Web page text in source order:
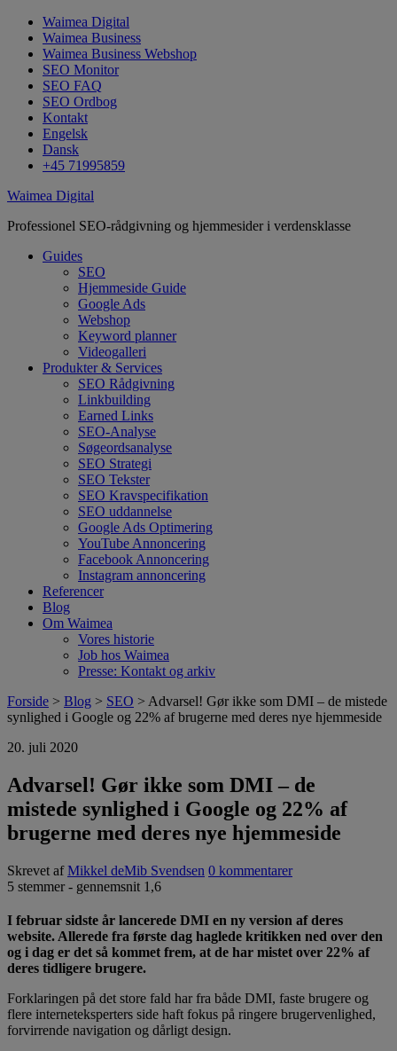
Waimea Digital
Waimea Business
Waimea Business Webshop
SEO Monitor
SEO FAQ
SEO Ordbog
Kontakt
Engelsk
Dansk
+45 71995859
Waimea Digital
Professionel SEO-rådgivning og hjemmesider i verdensklasse
Guides
SEO
Hjemmeside Guide
Google Ads
Webshop
Keyword planner
Videogalleri
Produkter & Services
SEO Rådgivning
Linkbuilding
Earned Links
SEO-Analyse
Søgeordsanalyse
SEO Strategi
SEO Tekster
SEO Kravspecifikation
SEO uddannelse
Google Ads Optimering
YouTube Annoncering
Facebook Annoncering
Instagram annoncering
Referencer
Blog
Om Waimea
Vores historie
Job hos Waimea
Presse: Kontakt og arkiv
Forside > Blog > SEO > Advarsel! Gør ikke som DMI – de mistede
synlighed i Google og 22% af brugerne med deres nye hjemmeside
20. juli 2020
Advarsel! Gør ikke som DMI – de
mistede synlighed i Google og 22% af
brugerne med deres nye hjemmeside
Skrevet afMikkel deMib Svendsen 0 kommentarer
5 stemmer - gennemsnit 1,6
I februar sidste år lancerede DMI en ny version af deres
website. Allerede fra første dag haglede kritikken ned over den
og i dag er det så kommet frem, at de har mistet over 22% af
deres tidligere brugere.
Forklaringen på det store fald har fra både DMI, faste brugere og
flere interneteksperters side haft fokus på ringere brugervenlighed,
forvirrende navigation og dårligt design.